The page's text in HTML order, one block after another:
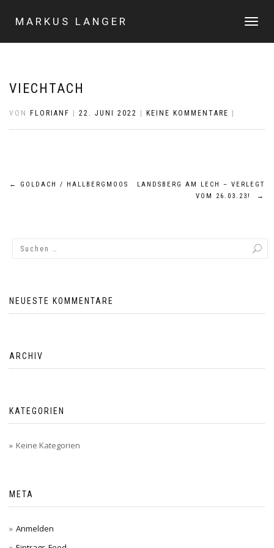
MARKUS LANGER
VIECHTACH
VON FLORIANF 22. JUNI 2022 KEINE KOMMENTARE
Beitragsnavigation
← GOLDACH / HALLBERGMOOS
LANDSBERG AM LECH – VERLEGT
VOM 26.03.23!
→
NEUESTE KOMMENTARE
ARCHIV
KATEGORIEN
Keine Kategorien
META
Anmelden